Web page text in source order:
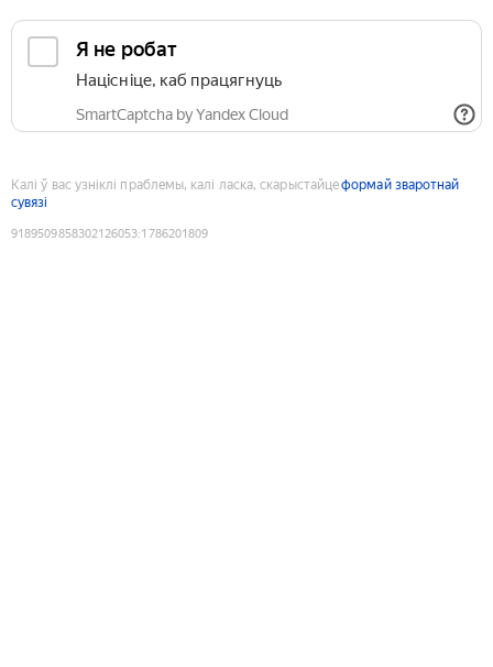
Я не робат
Націсніце, каб працягнуць
SmartCaptcha by Yandex Cloud
Калі ў вас узніклі праблемы, калі ласка, скарыстайцеформай зваротнай
сувязі
9189509858302126053:1786201809